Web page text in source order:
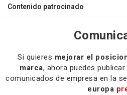
Contenido patrocinado
Si quieres mejorar el
marca, ahora puedes
comunicados de empresa en la
europa